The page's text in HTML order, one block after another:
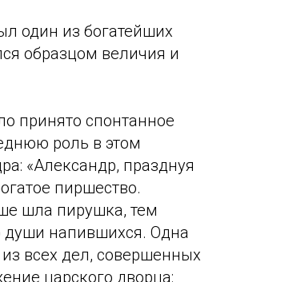
один из богатейших
образцом величия и
принято спонтанное
роль в этом
«Александр, празднуя
пиршество.
шла пирушка, тем
души напившихся. Одна
всех дел, совершенных
царского дворца: